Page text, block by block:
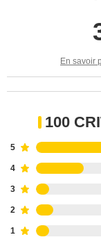
En savoir
100
5
4
3
2
1